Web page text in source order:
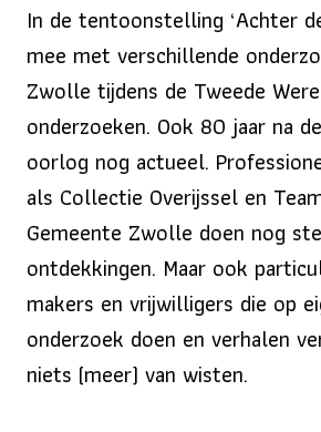
In de tentoonstelling ‘Achter
mee met verschillende
Zwolle tijdens de Tweede
onderzoeken. Ook 80 jaar na
oorlog nog actueel.
als Collectie Overijssel en
Gemeente Zwolle doen nog
ontdekkingen. Maar ook
makers en vrijwilligers die op
onderzoek doen en verhalen
niets (meer) van wisten.